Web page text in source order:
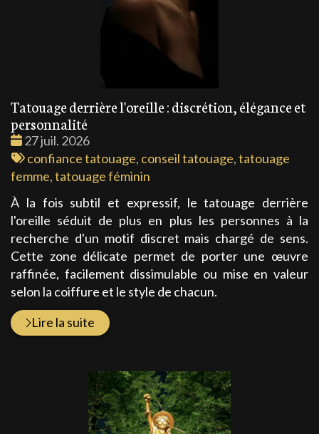
Tatouage derrière l'oreille : discrétion, élégance et
personnalité
Date
:
27 juil. 2026
Tags
:
confiance tatouage, conseil tatouage,tatouage
femme,tatouage féminin
À la fois subtil et expressif, le tatouage derrière
l'oreille séduit de plus en plus les personnes à la
recherche d'un motif discret mais chargé de sens.
Cette zone délicate permet de porter une œuvre
raffinée, facilement dissimulable ou mise en valeur
selon la coiffure et le style de chacun.
Lire la suite